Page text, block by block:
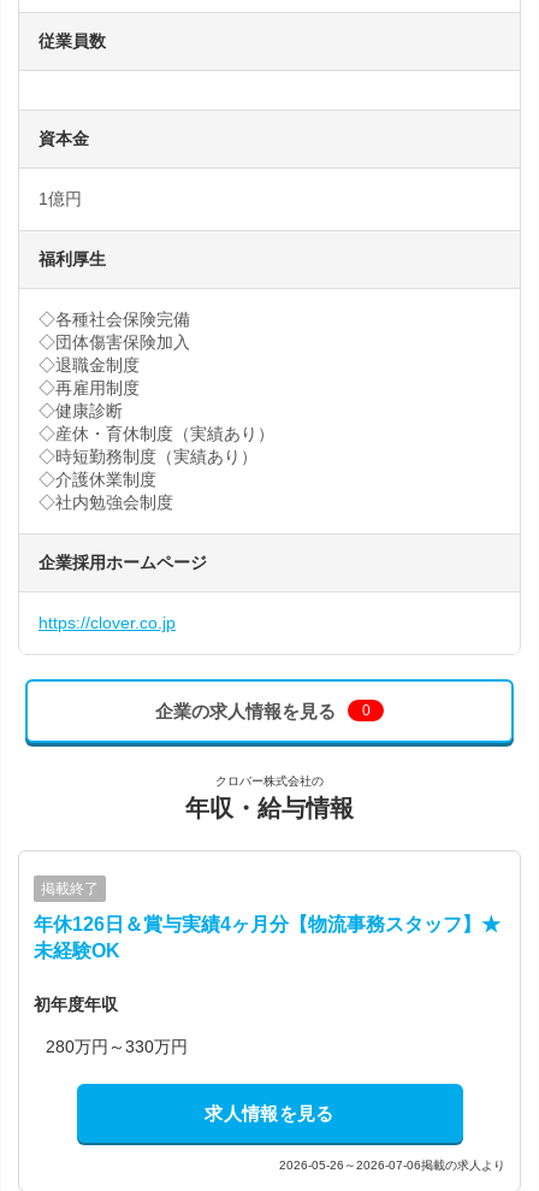
従業員数
資本金
1億円
福利厚生
◇各種社会保険完備
◇団体傷害保険加入
◇退職金制度
◇再雇用制度
◇健康診断
◇産休・育休制度（実績あり）
◇時短勤務制度（実績あり）
◇介護休業制度
◇社内勉強会制度
企業採用ホームページ
https://clover.co.jp
企業の求人情報を見る 0
クロバー株式会社の
年収・給与情報
掲載終了
年休126日＆賞与実績4ヶ月分【物流事務スタッフ】★
未経験OK
初年度年収
280万円～330万円
求人情報を見る
2026-05-26～2026-07-06掲載の求人より